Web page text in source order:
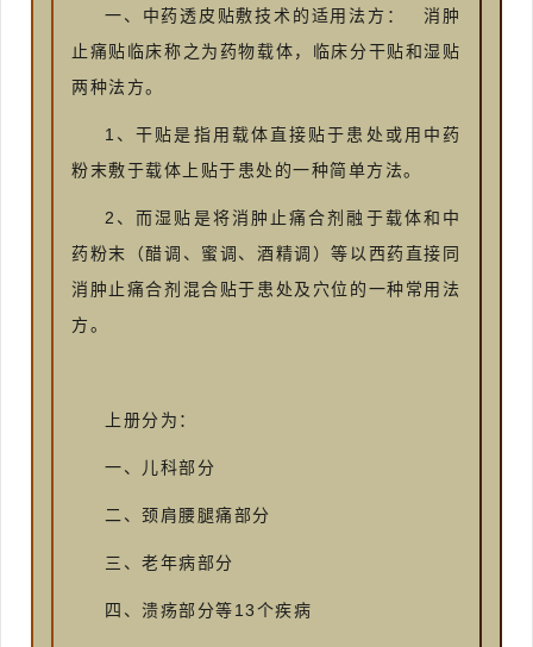
一、中药透皮贴敷技术的适用法方： 消肿
止痛贴临床称之为药物载体，临床分干贴和湿贴
两种法方。
1、干贴是指用载体直接贴于患处或用中药
粉末敷于载体上贴于患处的一种简单方法。
2、而湿贴是将消肿止痛合剂融于载体和中
药粉末（醋调、蜜调、酒精调）等以西药直接同
消肿止痛合剂混合贴于患处及穴位的一种常用法
方。
上册分为：
一、儿科部分
二、颈肩腰腿痛部分
三、老年病部分
四、溃疡部分等13个疾病